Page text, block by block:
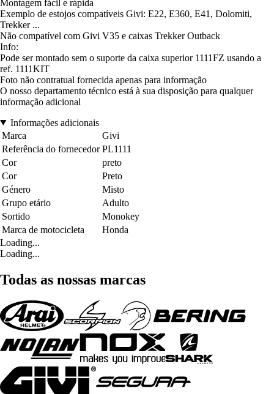
Montagem fácil e rápida
Exemplo de estojos compatíveis Givi: E22, E360, E41, Dolomiti,
Trekker ...
Não compatível com Givi V35 e caixas Trekker Outback
Info:
Pode ser montado sem o suporte da caixa superior 1111FZ usando a
ref. 1111KIT
Foto não contratual fornecida apenas para informação
O nosso departamento técnico está à sua disposição para qualquer
informação adicional
Informações adicionais
Marca
Givi
Referência do fornecedor PL1111
Cor
preto
Cor
Preto
Género
Misto
Grupo etário
Adulto
Sortido
Monokey
Marca de motocicleta
Honda
Loading...
Loading...
Todas as nossas marcas